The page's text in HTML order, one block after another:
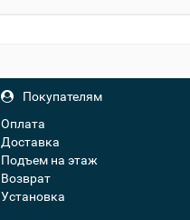
Покупателям
Оплата
Доставка
Подъем на этаж
Возврат
Установка